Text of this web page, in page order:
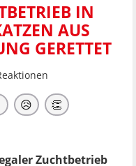
IN
AUS
GERETTET
😥 👏
Zuchtbetrieb